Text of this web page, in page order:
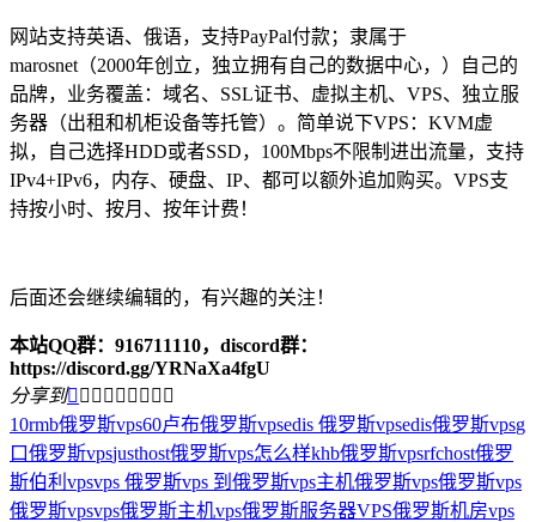
网站支持英语、俄语，支持PayPal付款；隶属于
marosnet（2000年创立，独立拥有自己的数据中心，）自己的
品牌，业务覆盖：域名、SSL证书、虚拟主机、VPS、独立服
务器（出租和机柜设备等托管）。简单说下VPS：KVM虚
拟，自己选择HDD或者SSD，100Mbps不限制进出流量，支持
IPv4+IPv6，内存、硬盘、IP、都可以额外追加购买。VPS支
持按小时、按月、按年计费！
后面还会继续编辑的，有兴趣的关注！
本站QQ群：916711110，discord群：
https://discord.gg/YRNaXa4fgU
分享到        
10rmb俄罗斯vps60卢布俄罗斯vpsedis 俄罗斯vpsedis俄罗斯vpsg
口俄罗斯vpsjusthost俄罗斯vps怎么样khb俄罗斯vpsrfchost俄罗
斯伯利vpsvps 俄罗斯vps 到俄罗斯vps主机俄罗斯vps俄罗斯vps
俄罗斯vpsvps俄罗斯主机vps俄罗斯服务器VPS俄罗斯机房vps